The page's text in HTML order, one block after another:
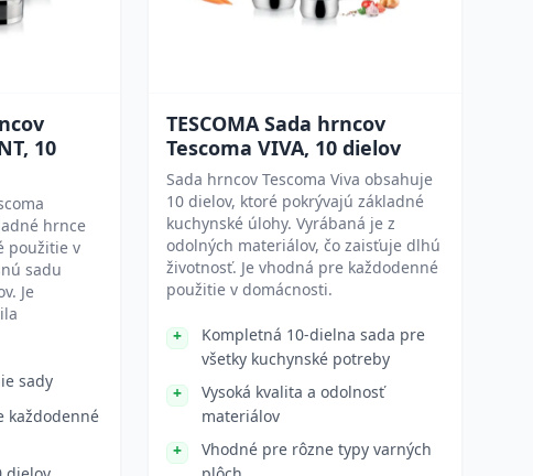
10
hrnce
použitie v
sadu
Je
sady
každodenné
TESCOMA Sada hrncov
Tescoma VIVA, 10 dielov
Sada hrncov Tescoma Viva obsahuje
10 dielov, ktoré pokrývajú základné
kuchynské úlohy. Vyrábaná je z
odolných materiálov, čo zaisťuje dlhú
životnosť. Je vhodná pre každodenné
použitie v domácnosti.
Kompletná 10-dielna sada pre
všetky kuchynské potreby
Vysoká kvalita a odolnosť
materiálov
Vhodné pre rôzne typy varných